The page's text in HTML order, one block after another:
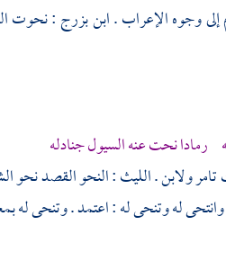
وجوه الإعراب .ابن بزرج: نحوت
رمادا نحت عنه السيول جنادله
ولابن . الليث : النحو القصد نحو
له وتنحى له : اعتمد . وتنحى له